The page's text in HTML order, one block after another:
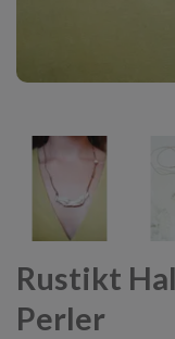
Rustikt
Perler